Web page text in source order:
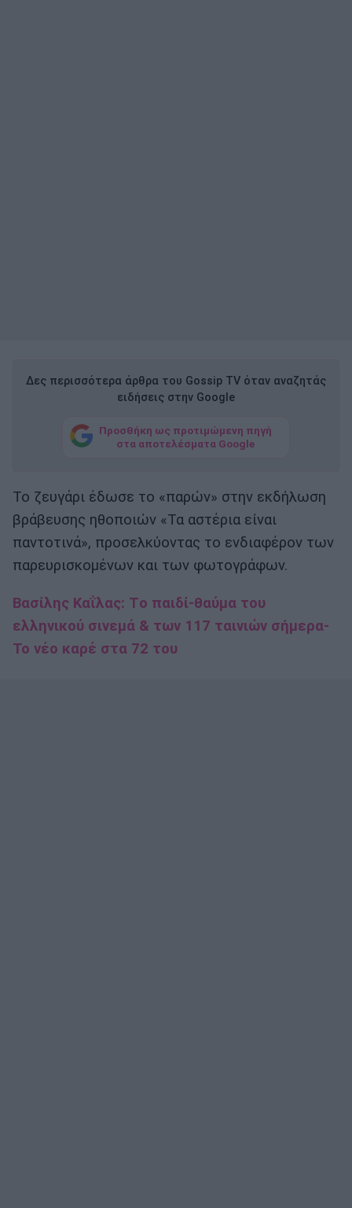
Δες περισσότερα άρθρα του Gossip TV όταν αναζητάς
ειδήσεις στην Google
Προσθήκη ως προτιμώμενη πηγή
στα αποτελέσματα Google
Το ζευγάρι έδωσε το «παρών» στην εκδήλωση
βράβευσης ηθοποιών «Τα αστέρια είναι
παντοτινά», προσελκύοντας το ενδιαφέρον των
παρευρισκομένων και των φωτογράφων.
Βασίλης Καΐλας: Tο παιδί-θαύμα του
ελληνικού σινεμά & των 117 ταινιών σήμερα-
Το νέο καρέ στα 72 του